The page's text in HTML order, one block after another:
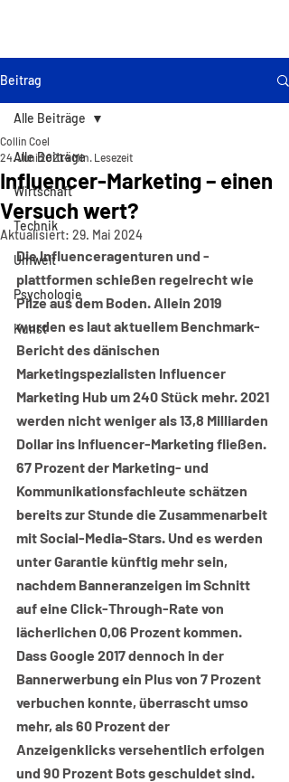
Beitrag
Alle Beiträge
Wirtschaft
Technik
Umwelt
Psychologie
Kunst
Alle Beiträge
Influencer-Marketing – einen
Versuch wert?
Collin Coel
24. Juni 20214 Min. Lesezeit
Aktualisiert: 29. Mai 2024
Die Influenceragenturen und -
plattformen schießen regelrecht wie
Pilze aus dem Boden. Allein 2019
wurden es laut aktuellem Benchmark-
Bericht des dänischen
Marketingspezialisten Influencer
Marketing Hub um 240 Stück mehr. 2021
werden nicht weniger als 13,8 Milliarden
Dollar ins Influencer-Marketing fließen.
67 Prozent der Marketing- und
Kommunikationsfachleute schätzen
bereits zur Stunde die Zusammenarbeit
mit Social-Media-Stars. Und es werden
unter Garantie künftig mehr sein,
nachdem Banneranzeigen im Schnitt
auf eine Click-Through-Rate von
lächerlichen 0,06 Prozent kommen.
Dass Google 2017 dennoch in der
Bannerwerbung ein Plus von 7 Prozent
verbuchen konnte, überrascht umso
mehr, als 60 Prozent der
Anzeigenklicks versehentlich erfolgen
und 90 Prozent Bots geschuldet sind.